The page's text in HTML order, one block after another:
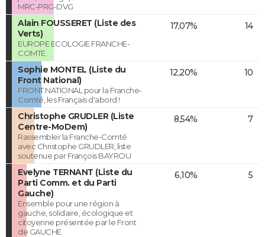
MRC-PRG-DVG
Alain FOUSSERET (Liste des
Verts)
EUROPE ECOLOGIE FRANCHE-
COMTE
17,07% 14
Sophie MONTEL (Liste du
Front National)
FRONT NATIONAL pour la Franche-
Comté, les Français d'abord !
12,20% 10
Christophe GRUDLER (Liste
Centre-MoDem)
Rassembler la Franche-Comté
avec Christophe GRUDLER, liste
soutenue par François BAYROU
8,54% 7
Evelyne TERNANT (Liste du
Parti Comm. et du Parti
Gauche)
Ensemble pour une région à
gauche, solidaire, écologique et
citoyenne présentée par le Front
de GAUCHE.
6,10% 5